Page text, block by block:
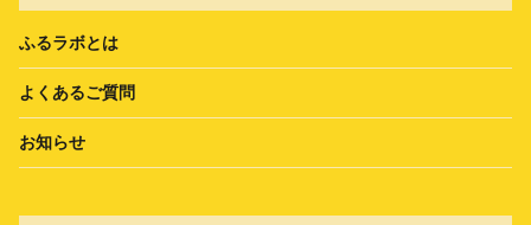
ふるラボとは
よくあるご質問
お知らせ